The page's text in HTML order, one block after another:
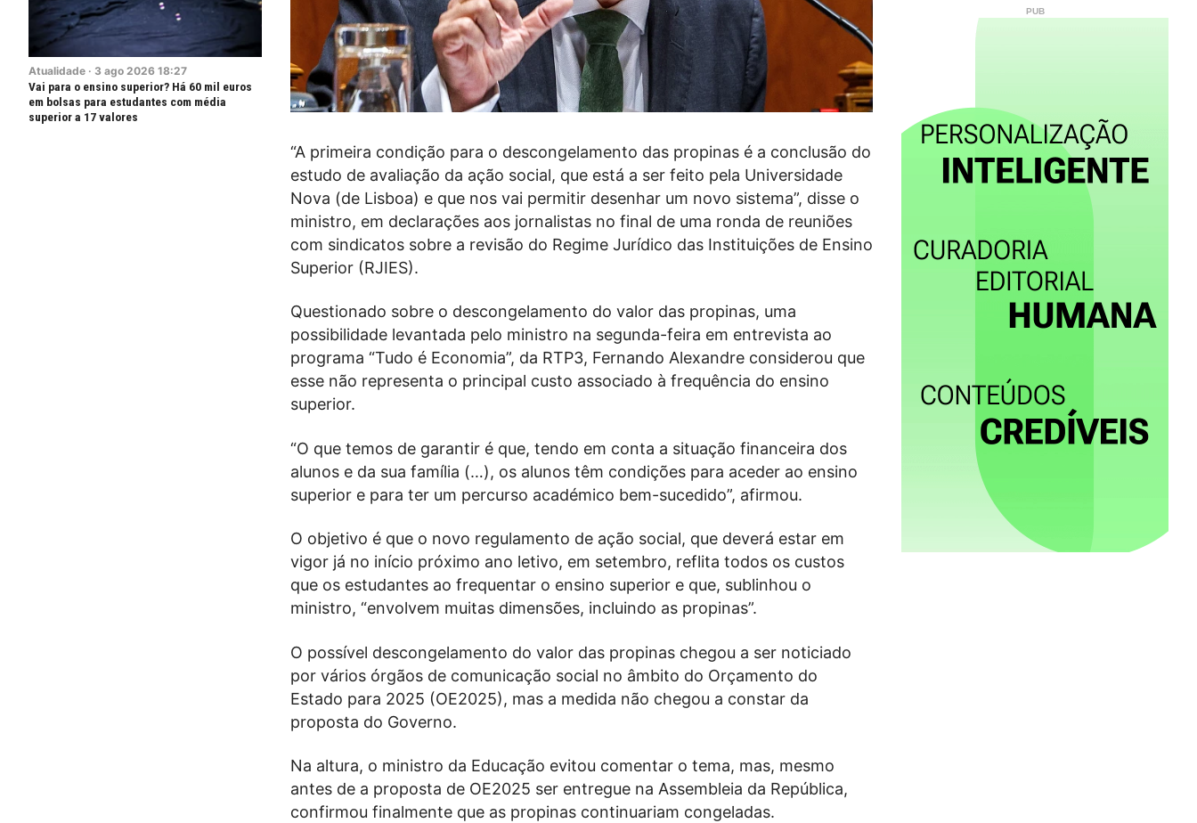
Atualidade · 3 ago 2026 18:27
Vai para o ensino superior? Há 60 mil euros
em bolsas para estudantes com média
superior a 17 valores
“A primeira condição para o descongelamento das propinas é a conclusão do
estudo de avaliação da ação social, que está a ser feito pela Universidade
Nova (de Lisboa) e que nos vai permitir desenhar um novo sistema”, disse o
ministro, em declarações aos jornalistas no final de uma ronda de reuniões
com sindicatos sobre a revisão do Regime Jurídico das Instituições de Ensino
Superior (RJIES).
Questionado sobre o descongelamento do valor das propinas, uma
possibilidade levantada pelo ministro na segunda-feira em entrevista ao
programa “Tudo é Economia”, da RTP3, Fernando Alexandre considerou que
esse não representa o principal custo associado à frequência do ensino
superior.
“O que temos de garantir é que, tendo em conta a situação financeira dos
alunos e da sua família (…), os alunos têm condições para aceder ao ensino
superior e para ter um percurso académico bem-sucedido”, afirmou.
O objetivo é que o novo regulamento de ação social, que deverá estar em
vigor já no início próximo ano letivo, em setembro, reflita todos os custos
que os estudantes ao frequentar o ensino superior e que, sublinhou o
ministro, “envolvem muitas dimensões, incluindo as propinas”.
O possível descongelamento do valor das propinas chegou a ser noticiado
por vários órgãos de comunicação social no âmbito do Orçamento do
Estado para 2025 (OE2025), mas a medida não chegou a constar da
proposta do Governo.
Na altura, o ministro da Educação evitou comentar o tema, mas, mesmo
antes de a proposta de OE2025 ser entregue na Assembleia da República,
confirmou finalmente que as propinas continuariam congeladas.